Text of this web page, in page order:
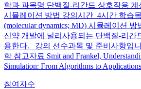
학과 과목명 단백질-리간드 상호작용
시뮬레이션 방법 강의시간 4시간 학습
(molecular dynamics; MD) 시뮬레이션
신약 개발에 널리사용되는 단백질-리간
용한다. 강의 선수과목 및 준비사항입
학 참고자료 Smit and Frankel,
Simulation: From Algorithms to
참여자수